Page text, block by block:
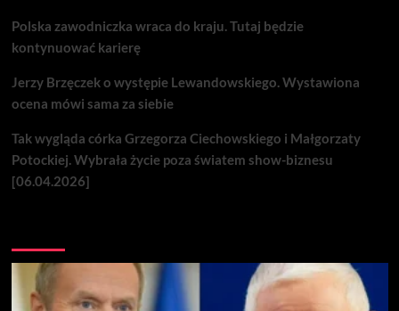
Polska zawodniczka wraca do kraju. Tutaj będzie
kontynuować karierę
Jerzy Brzęczek o występie Lewandowskiego. Wystawiona
ocena mówi sama za siebie
Tak wygląda córka Grzegorza Ciechowskiego i Małgorzaty
Potockiej. Wybrała życie poza światem show-biznesu
[06.04.2026]